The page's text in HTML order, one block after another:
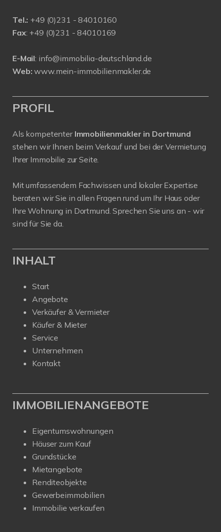
Tel.: +49 (0)231 - 84010160
Fax: +49 (0)231 - 84010169
E-Mail: info@immobilia-deutschland.de
Web: www.mein-immobilienmakler.de
PROFIL
Als kompetenter Immobilienmakler in Dortmund
stehen wir Ihnen beim Verkauf und bei der Vermietung
Ihrer Immobilie zur Seite.
Mit umfassendem Fachwissen und lokaler Expertise
beraten wir Sie in allen Fragen rund um Ihr Haus oder
Ihre Wohnung in Dortmund. Sprechen Sie uns an - wir
sind für Sie da.
INHALT
Start
Angebote
Verkäufer & Vermieter
Käufer & Mieter
Service
Unternehmen
Kontakt
IMMOBILIENANGEBOTE
Eigentumswohnungen
Häuser zum Kauf
Grundstücke
Mietangebote
Renditeobjekte
Gewerbeimmobilien
Immobilie verkaufen